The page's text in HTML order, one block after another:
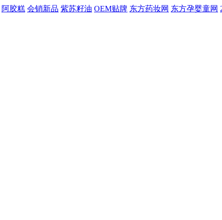
阿胶糕 会销新品 紫苏籽油 OEM贴牌 东方药妆网 东方孕婴童网